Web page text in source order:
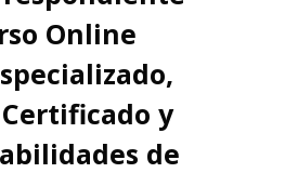
Online
y
de